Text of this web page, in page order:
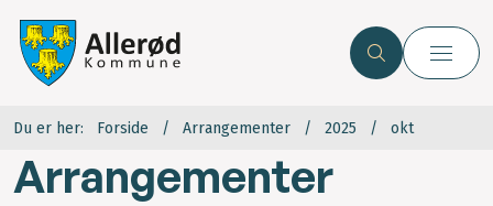
Du er her: Forside Arrangementer 2025 okt
Arrangementer